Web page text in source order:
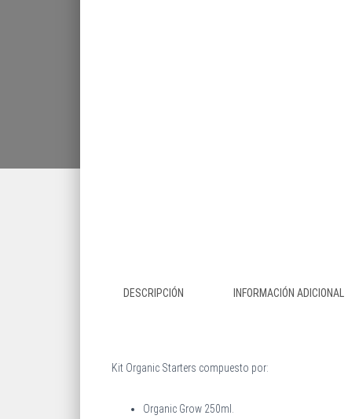
DESCRIPCIÓN INFORMACIÓN ADICIONAL
Kit Organic Starters compuesto por:
Organic Grow 250ml.